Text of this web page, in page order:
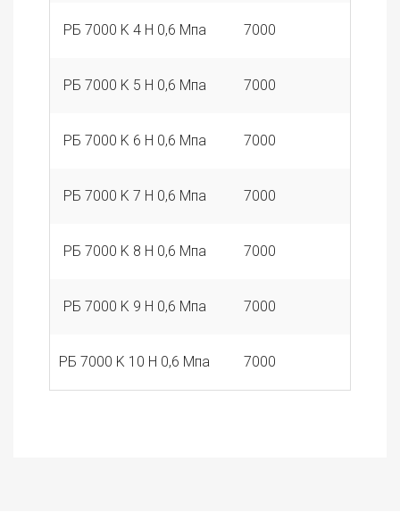
РБ 7000 K 4 Н 0,6 Мпа 7000
РБ 7000 K 5 Н 0,6 Мпа 7000
РБ 7000 K 6 Н 0,6 Мпа 7000
РБ 7000 K 7 Н 0,6 Мпа 7000
РБ 7000 K 8 Н 0,6 Мпа 7000
РБ 7000 K 9 Н 0,6 Мпа 7000
РБ 7000 K 10 Н 0,6 Мпа 7000